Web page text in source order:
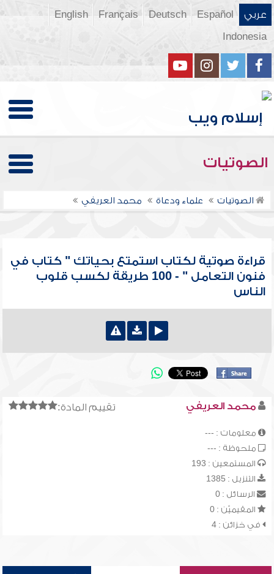
عربي Español
Deutsch
Français
English
Indonesia
الصوتيات
الصوتيات علماء ودعاة محمد العريفي
قراءة صوتية لكتاب استمتع بحياتك " كتاب في
فنون التعامل " - 100 طريقة لكسب قلوب
الناس
تقييم المادة: محمد العريفي
معلومات : ---
ملحوظة : ---
المستمعين : 193
التنزيل : 1385
الرسائل : 0
المقيميّن : 0
في خزائن : 4